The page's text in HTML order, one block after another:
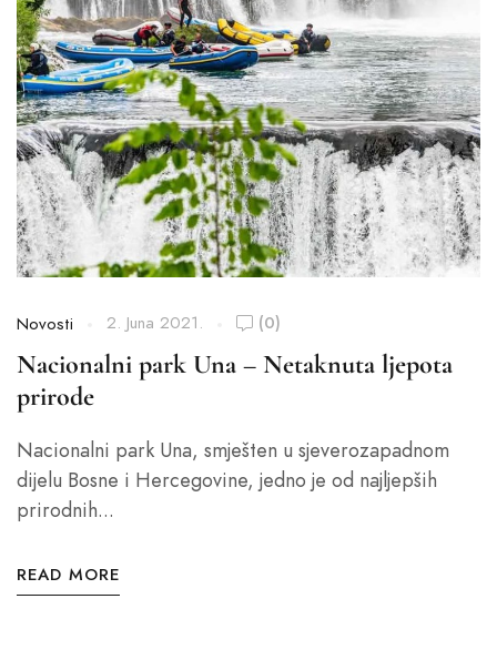
Novosti 2. Juna 2021. (0)
Nacionalni park Una – Netaknuta ljepota
prirode
Nacionalni park Una, smješten u sjeverozapadnom
dijelu Bosne i Hercegovine, jedno je od najljepših
prirodnih...
READ MORE